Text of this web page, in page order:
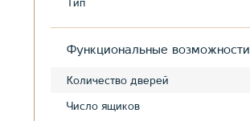
Функциональные возможности
Количество дверей
Число ящиков